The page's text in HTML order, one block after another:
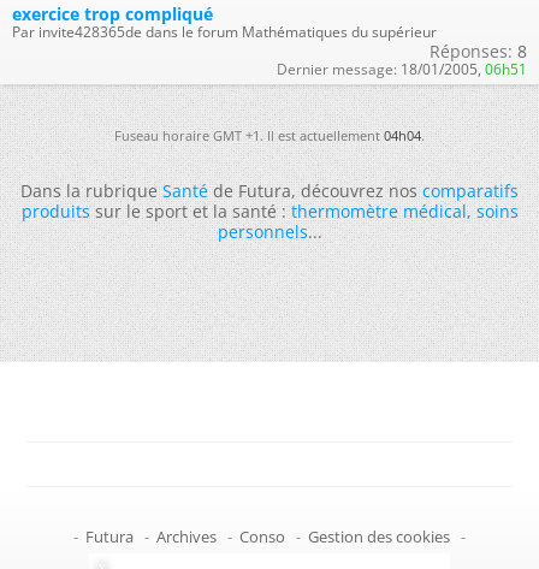
exercice trop compliqué
Par invite428365de dans le forum Mathématiques du supérieur
Réponses: 8
Dernier message: 18/01/2005, 06h51
Fuseau horaire GMT +1. Il est actuellement04h04.
Dans la rubriqueSantéde Futura, découvrez noscomparatifs
produitssur le sport et la santé :thermomètre médical,soins
personnels...
- Futura - Archives - Conso - Gestion des cookies -